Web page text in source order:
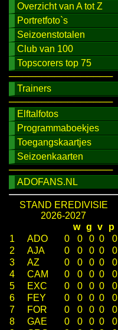
Overzicht van A tot Z
Portretfoto`s
Seizoenstotalen
Club van 100
Topscorers top 75
────────────────
Trainers
────────────────
Elftalfotos
Programmaboekjes
Toegangskaartjes
Seizoenkaarten
────────────────
ADOFANS.NL
STAND EREDIVISIE
2026-2027
w g v
p
1
ADO 0 0 0 0
0
2
AJA 0 0 0 0
0
3
AZ 0 0 0 0
0
4
CAM 0 0 0 0
0
5
EXC 0 0 0 0
0
6
FEY 0 0 0 0
0
7
FOR 0 0 0 0
0
8
GAE 0 0 0 0
0